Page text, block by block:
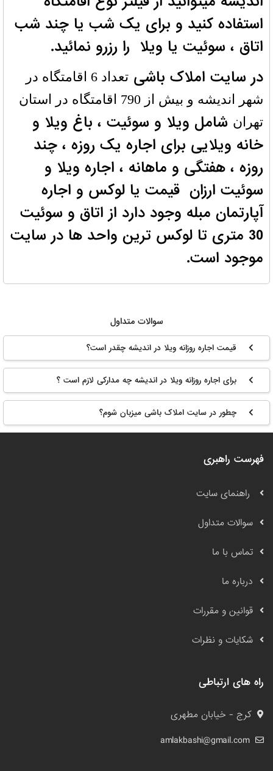
استفاده کنید و برای یک شب یا چند شب
اتاق ، سوئیت یا ویلا را رزرو نمائید.
در سایت املاک باشی
تعداد 6 اقامتگاه در
شهر اندیشه و بیش از 790 اقامتگاه در استان
تهران شامل ویلا و سوئیت ، باغ ویلا و
خانه ویلایی برای اجاره یک روزه ، چند
روزه ، هفتگی و ماهانه ، اجاره ویلا و
سوئیت ارزان قیمت یا لوکس و اجاره
آپارتمان مبله وجود دارد از اتاق و سوئیت
30 متری تا لوکس ترین واحد ها در سایت
موجود است.
سوالات متداول
قیمت اجاره روزانه ویلا در اندیشه چقدر است؟
برای اجاره روزانه ویلا در اندیشه چه مدارکی لازم است ؟
چطور در سایت املاک باشی میزبان شوم؟
فهرست راهبری
راهنمای سایت
سوالات متداول
تماس با ما
درباره ما
قوانین و مقررات
شکایات و نظرات
راه های ارتباطی
کرج - خیابان مطهری
amlakbashi@gmail.com